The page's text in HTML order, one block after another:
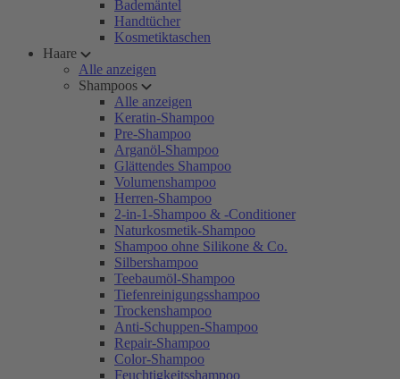
Bademäntel
Handtücher
Kosmetiktaschen
Haare
Alle anzeigen
Shampoos
Alle anzeigen
Keratin-Shampoo
Pre-Shampoo
Arganöl-Shampoo
Glättendes Shampoo
Volumenshampoo
Herren-Shampoo
2-in-1-Shampoo & -Conditioner
Naturkosmetik-Shampoo
Shampoo ohne Silikone & Co.
Silbershampoo
Teebaumöl-Shampoo
Tiefenreinigungsshampoo
Trockenshampoo
Anti-Schuppen-Shampoo
Repair-Shampoo
Color-Shampoo
Feuchtigkeitsshampoo